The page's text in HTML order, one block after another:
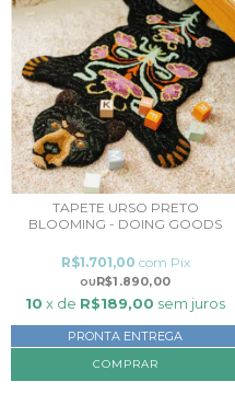
TAPETE URSO PRETO
BLOOMING - DOING GOODS
R$1.890,00
R$1.701,00 com Pix
10 x de R$189,00 sem juros
PRONTA ENTREGA
COMPRAR